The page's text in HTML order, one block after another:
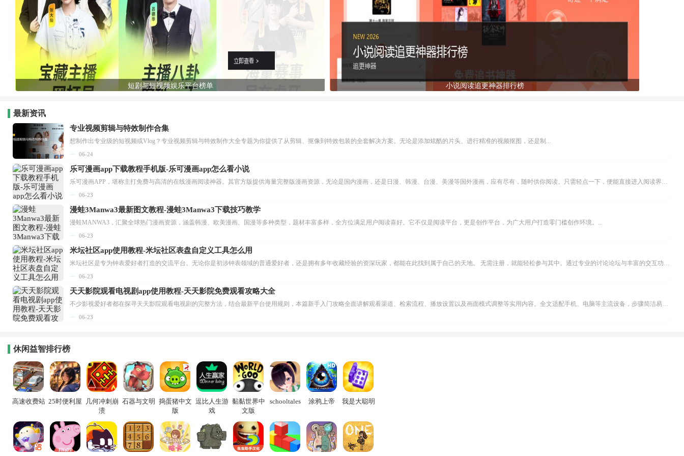
短剧与短视频娱乐平台榜单 小说阅读追更神器排行榜
最新资讯
专业视频剪辑与特效制作合集
想制作出专业级的短视频或Vlog？专业视频剪辑与特效制作大全专题为你提供了从剪辑、抠像到特效包装的全套解决方案。无论是添加炫酷的片头、进行精准的视频抠图，还是制...
06-24
乐可漫画app下载教程手机版-乐可漫画app怎么看小说
乐可漫画APP，堪称主打免费与高清的在线漫画阅读神器。其官方版提供海量完整版漫画资源，无论是国内漫画，还是日漫、韩漫、台漫、美漫等国外漫画，应有尽有，随时供你阅读。只需轻点一下，便能直接进入阅读界面。不仅如此，乐可漫画最新版本更新速度极快，在这里，你总能抢先看到全网一手漫画章节内容！...
06-23
漫蛙3Manwa3最新图文教程-漫蛙3Manwa3下载技巧教学
漫蛙MANWA3，汇聚全球热门漫画资源，涵盖韩漫、欧美漫画、国漫等多种类型，题材丰富多样，全方位满足用户阅读喜好。它不仅是阅读平台，更是创作平台，为广大用户打造零门槛创作环境。...
06-23
米坛社区app使用教程-米坛社区表盘自定义工具怎么用
米坛社区是专为钟表爱好者打造的交流平台。无论你是初涉钟表领域的普通爱好者，还是拥有多年收藏经验的资深玩家，都能在此找到属于自己的天地。 无需注册，就能轻松参与其中。通过专业的讨论论坛与丰富的交互功能，你可与世界各地的钟表爱好者畅快交流。若你钟情于钟表，米坛社区无疑是值得一试的理想之选。在这里，你能获取最新的手表资讯，交流见解，提升鉴赏品味，让每一块手表都成为收藏故事中重要的一部分。感兴趣的朋友，不要错过下载机会。...
06-23
天天影院观看电视剧app使用教程-天天影院免费观看攻略大全
不少影视爱好者都在探寻天天影院观看电视剧的完整方法，结合最新平台使用规则，本篇新手入门攻略全面讲解观看渠道、检索流程、播放设置以及画面模式调整等实用内容。全文适配手机、电脑等主流设备，步骤简洁易懂，无论是初次使用的新手，还是想要优化观影体验的用户，都能参照内容快速上手，熟练掌握平台各项操作技巧，轻松畅享影视内容。...
06-23
休闲益智排行榜
高速收费站 25时便利屋
几何冲刺崩
溃
石器与文明 捣蛋猪中文
版
逗比人生游
戏
黏黏世界中
文版
schooltales 涂鸦上帝 我是大聪明